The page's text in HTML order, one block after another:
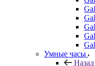
Умные часы
Назад